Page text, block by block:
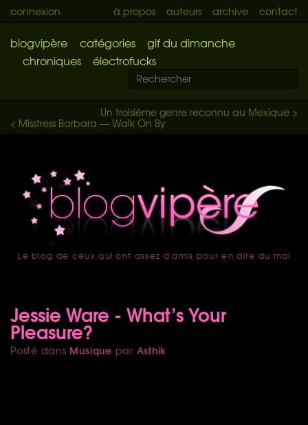
connexion à propos auteurs archive contact
blogvipère catégories
gif du dimanche
chroniques
électrofucks
Un troisième genre reconnu au Mexique >
< Misstress Barbara — Walk On By
accueil
Le blog de ceux qui ont assez d'amis pour en dire du mal
Jessie Ware - What’s Your
Pleasure?
Posté dans Musique par Asthik